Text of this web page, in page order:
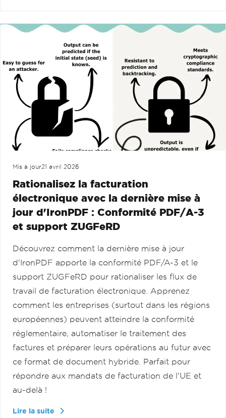
Mis à jour21 avril 2026
Rationalisez la facturation
électronique avec la dernière mise à
jour d'IronPDF : Conformité PDF/A-3
et support ZUGFeRD
Découvrez comment la dernière mise à jour
d'IronPDF apporte la conformité PDF/A-3 et le
support ZUGFeRD pour rationaliser les flux de
travail de facturation électronique. Apprenez
comment les entreprises (surtout dans les régions
européennes) peuvent atteindre la conformité
réglementaire, automatiser le traitement des
factures et préparer leurs opérations au futur avec
ce format de document hybride. Parfait pour
répondre aux mandats de facturation de l'UE et
au-delà !
Lire la suite